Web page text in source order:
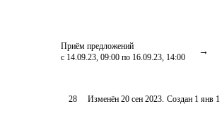
Приём предложений
с 14.09.23, 09:00 по 16.09.23, 14:00
28 Изменён20 сен 2023. Создан 1 янв 1